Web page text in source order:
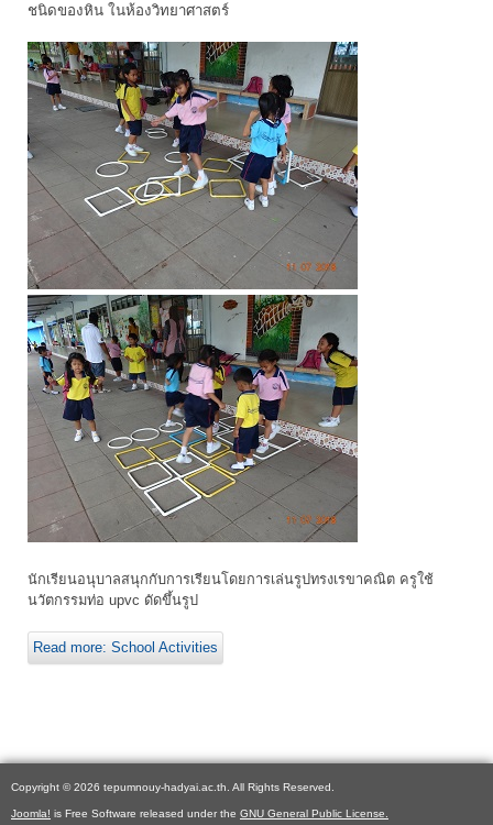
ชนิดของหิน ในห้องวิทยาศาสตร์
นักเรียนอนุบาลสนุกกับการเรียนโดยการเล่นรูปทรงเรขาคณิต ครูใช้
นวัตกรรมท่อ upvc ดัดขึ้นรูป
Read more: School Activities
Copyright © 2026 tepumnouy-hadyai.ac.th. All Rights Reserved.
Joomla! is Free Software released under the GNU General Public License.